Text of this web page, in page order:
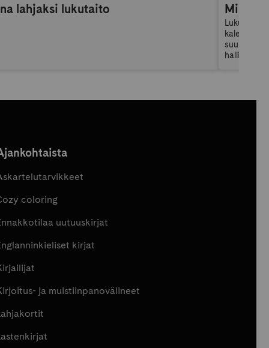
lahjaksi lukutaito
kalenteri:
coloring
uutuuskirjat
kirjat
ja muistiinpanovälineet